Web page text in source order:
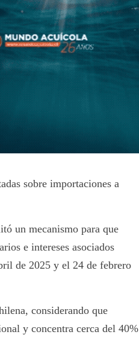
sobre importaciones a
un mecanismo para que
e intereses asociados
de 2025 y el 24 de febrero
considerando que
y concentra cerca del 40%